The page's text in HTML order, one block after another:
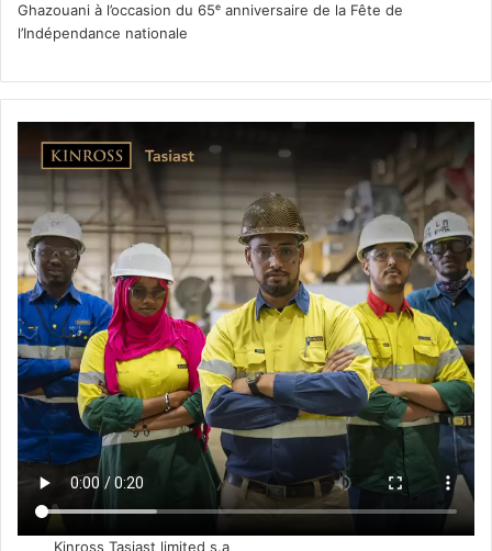
Ghazouani à l’occasion du 65ᵉ anniversaire de la Fête de
l’Indépendance nationale
Kinross Tasiast limited s.a